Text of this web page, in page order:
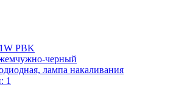
PBK
черный
лампа накаливания
1